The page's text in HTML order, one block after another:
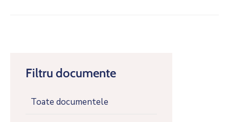
Filtru documente
Toate documentele